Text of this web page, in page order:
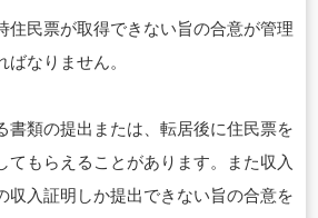
住民票が取得できない旨の合意が管理
なりません。
書類の提出または、転居後に住民票を
てもらえることがあります。また収入
収入証明しか提出できない旨の合意を